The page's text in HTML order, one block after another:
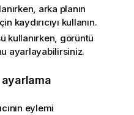
arka planın
kaydırıcıyı kullanın.
kullanırken, görüntü
ayarlayabilirsiniz.
ayarlama
eylemi